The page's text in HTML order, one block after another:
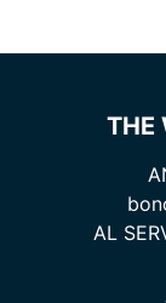
THE
AL